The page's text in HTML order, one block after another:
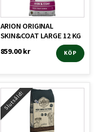
ARION ORIGINAL
SKIN&COAT LARGE 12 KG
859.00kr KÖP
Slutsåld!